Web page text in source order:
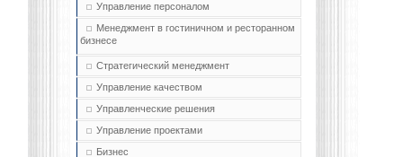
Управление персоналом
Менеджмент в гостиничном и ресторанном
бизнесе
Стратегический менеджмент
Управление качеством
Управленческие решения
Управление проектами
Бизнес